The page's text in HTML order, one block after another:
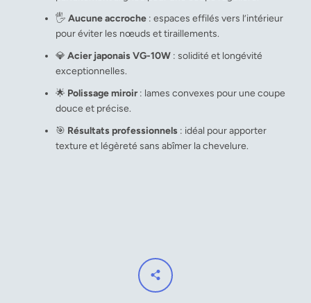
🖐️ Aucune accroche : espaces effilés vers l’intérieur
pour éviter les nœuds et tiraillements.
💎 Acier japonais VG-10W : solidité et longévité
exceptionnelles.
🌟 Polissage miroir : lames convexes pour une coupe
douce et précise.
🎯 Résultats professionnels : idéal pour apporter
texture et légèreté sans abîmer la chevelure.